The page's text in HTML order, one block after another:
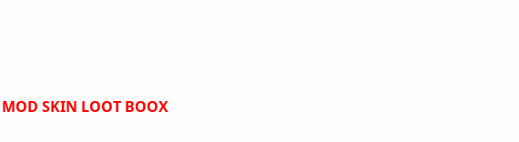
SKIN LOOT BOOX